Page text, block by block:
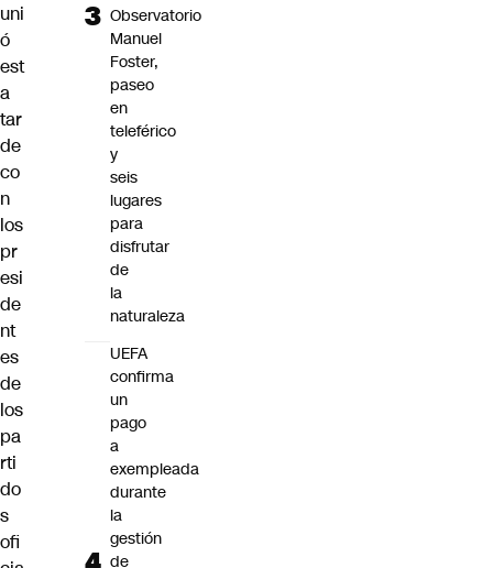
uni
ó
est
a
tar
de
co
n
los
pr
esi
de
nt
es
de
los
pa
rti
do
s
ofi
Observatorio
Manuel
Foster,
paseo
en
teleférico
y
seis
lugares
para
disfrutar
de
la
naturaleza
UEFA
confirma
un
pago
a
exempleada
durante
la
gestión
de